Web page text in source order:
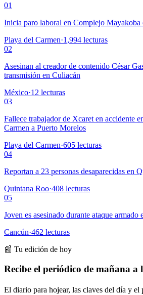
01
Inicia paro laboral en Complejo Mayakoba
Playa del Carmen·1,994 lecturas
02
Asesinan al creador de contenido César
transmisión en Culiacán
México·12 lecturas
03
Fallece trabajador de Xcaret en accidente
Carmen a Puerto Morelos
Playa del Carmen·605 lecturas
04
Reportan a 23 personas desaparecidas en
Quintana Roo·408 lecturas
05
Joven es asesinado durante ataque armado
Cancún·462 lecturas
📰 Tu edición de hoy
Recibe el periódico de mañana a
El diario para hojear, las claves del día y